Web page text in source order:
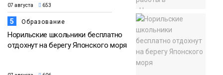
07 августа 653
5 Образование
Норильские школьники бесплатно
отдохнут на берегу Японского моря